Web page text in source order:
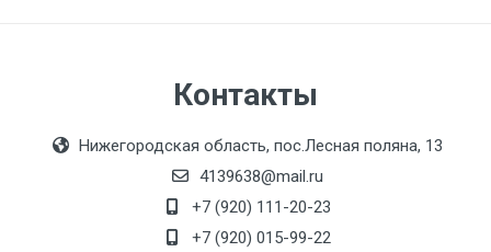
Контакты
Нижегородская область, пос.Лесная поляна, 13
4139638@mail.ru
+7 (920) 111-20-23
+7 (920) 015-99-22